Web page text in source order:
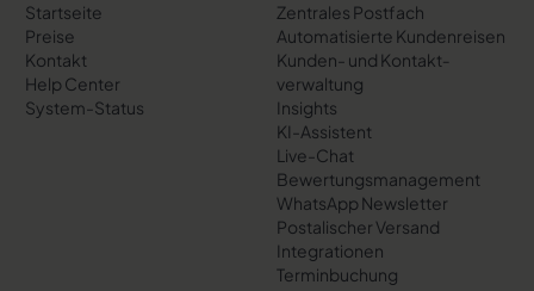
Startseite
Preise
Kontakt
Help Center
System-Status
Zentrales Postfach
Automatisierte Kundenreisen
Kunden- und Kontakt­
verwaltung
Insights
KI-Assistent
Live-Chat
Bewertungs­management
WhatsApp Newsletter
Postalischer Versand
Integrationen
Terminbuchung